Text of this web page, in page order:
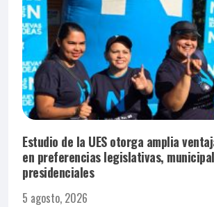
Estudio de la UES otorga amplia
en preferencias legislativas,
presidenciales
5 agosto, 2026